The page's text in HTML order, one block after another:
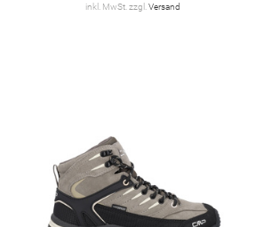
inkl. MwSt. zzgl.Versand